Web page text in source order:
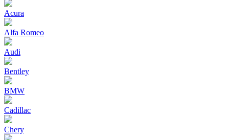
Acura
Alfa Romeo
Audi
Bentley
BMW
Cadillac
Chery